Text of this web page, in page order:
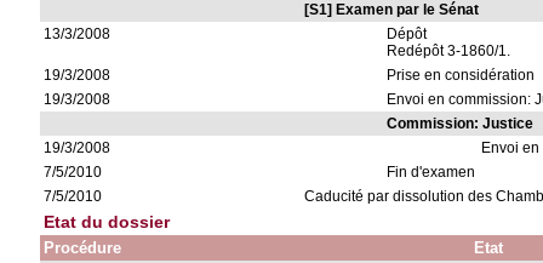
[S1] Examen par le Sénat
13/3/2008
Dépôt
Redépôt 3-1860/1.
19/3/2008
Prise en considération
19/3/2008
Envoi en commission:
Commission: Justice
19/3/2008
Envoi
7/5/2010
Fin d'examen
7/5/2010
Caducité par dissolution des
Etat du dossier
Procédure Etat